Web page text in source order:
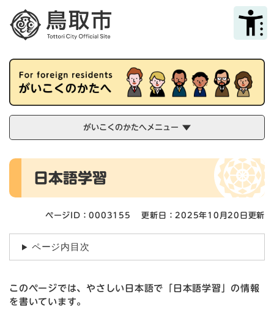
メニューを飛ばして本文へ
がいこくのかたへメニュー
本
日本語学習
ページID：0003155 更新日：2025年10月20日更新
ページ内目次
このページでは、やさしい日本語で「日本語学習」の情報
を書いています。